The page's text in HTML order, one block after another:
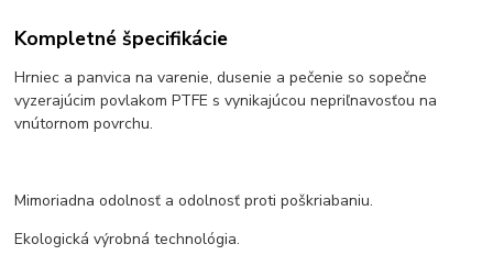
Kompletné špecifikácie
Hrniec a panvica na varenie, dusenie a pečenie so sopečne
vyzerajúcim povlakom PTFE s vynikajúcou nepriľnavosťou na
vnútornom povrchu.
Mimoriadna odolnosť a odolnosť proti poškriabaniu.
Ekologická výrobná technológia.